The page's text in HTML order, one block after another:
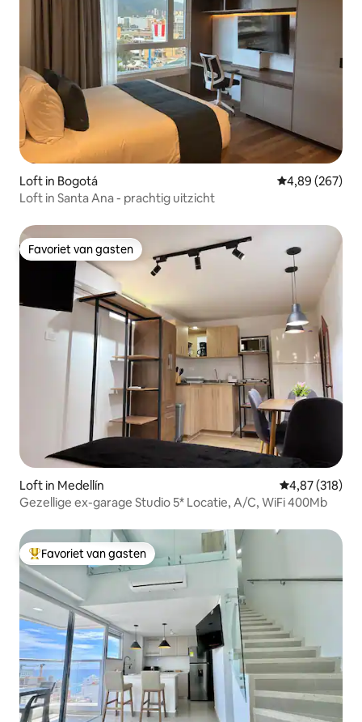
Loft in Bogotá Gemiddelde
4,89 (267)
Loft in Santa Ana - prachtig uitzicht
Favoriet van gasten
Favoriet van gasten
Loft in Medellín Gemiddelde
4,87 (318)
Gezellige ex-garage Studio 5* Locatie, A/C, WiFi 400Mb
Topfavoriet van gasten
Favoriet van gasten